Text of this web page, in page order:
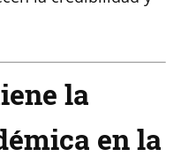
la
en la